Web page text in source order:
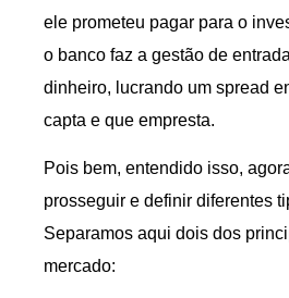
ele prometeu pagar para o
o banco faz a gestão de
dinheiro, lucrando um spread
capta e que empresta.
Pois bem, entendido isso,
prosseguir e definir diferentes
Separamos aqui dois dos
mercado: